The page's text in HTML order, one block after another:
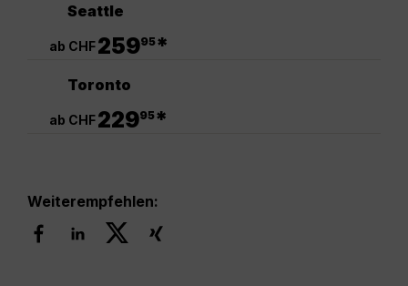
Seattle
ab CHF25995*
Toronto
ab CHF22995*
Weiterempfehlen: